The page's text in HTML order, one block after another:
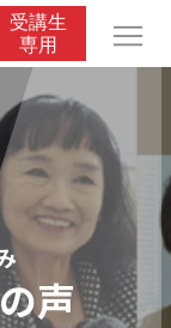
受講生
専用
声